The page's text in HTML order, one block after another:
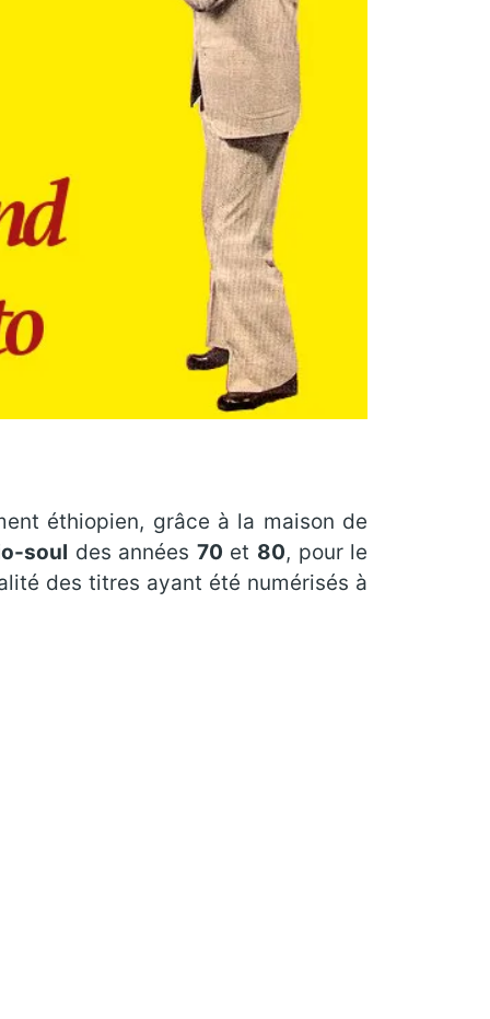
éthiopien, grâce à la maison de
soul des années 70 et 80, pour le
des titres ayant été numérisés à